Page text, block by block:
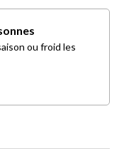
ou froid les